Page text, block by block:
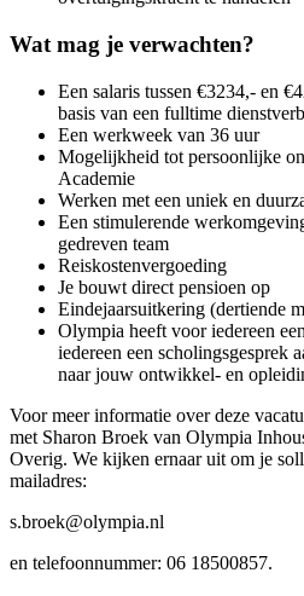
Wat mag je verwachten?
Een salaris tussen €3234,- en
basis van een fulltime
Een werkweek van 36 uur
Mogelijkheid tot persoonlijke
Academie
Werken met een uniek en
Een stimulerende
gedreven team
Reiskostenvergoeding
Je bouwt direct pensioen op
Eindejaarsuitkering (dertiende
Olympia heeft voor iedereen
iedereen een scholingsgesprek
naar jouw ontwikkel- en
Voor meer informatie over deze
met Sharon Broek van Olympia
Overig. We kijken ernaar uit om je
mailadres:
s.broek@olympia.nl
en telefoonnummer: 06 18500857.